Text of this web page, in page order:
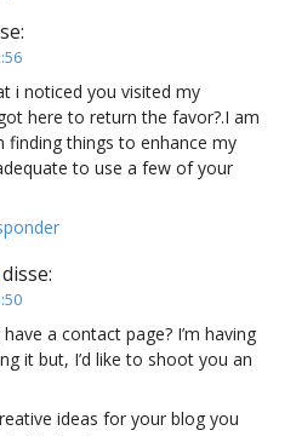
i noticed you visited my
here to return the favor?.I am
finding things to enhance my
to use a few of your
disse:
a contact page? I’m having
it but, I’d like to shoot you an
ideas for your blog you